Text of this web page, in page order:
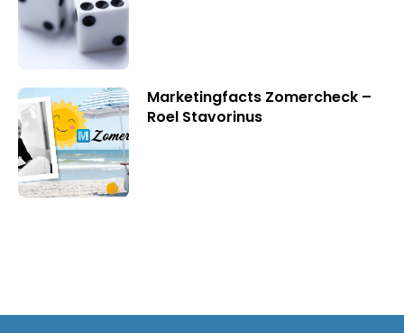
Marketingfacts Zomercheck –
Roel Stavorinus